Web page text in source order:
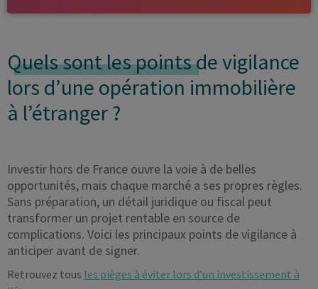
Quels sont les pointsde vigilance
lors d’une opération immobilière
à l’étranger ?
Investir hors de France ouvre la voie à de belles
opportunités, mais chaque marché a ses propres règles.
Sans préparation, un détail juridique ou fiscal peut
transformer un projet rentable en source de
complications. Voici les principaux points de vigilance à
anticiper avant de signer.
Retrouvez tous les pièges à éviter lors d’un investissement à